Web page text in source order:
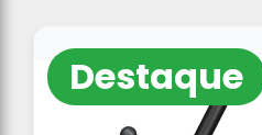
Destaque